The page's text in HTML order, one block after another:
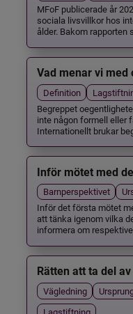
MFoF publicerade år
sociala livsvillkor hos
ålder. Bakom rapporten
Vad menar vi med
Definition
Begreppet
inte någon formell eller
Internationellt brukar
Inför mötet med
Barnperspektivet
Inför det första mötet
att tänka igenom vilka
informera om
Rätten att ta del
Vägledning
Lagstiftning